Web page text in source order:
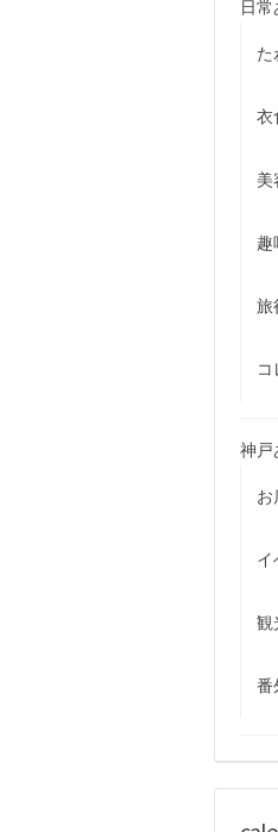
日
た
衣
美
趣
旅
コ
神戸
お
イ
観
番